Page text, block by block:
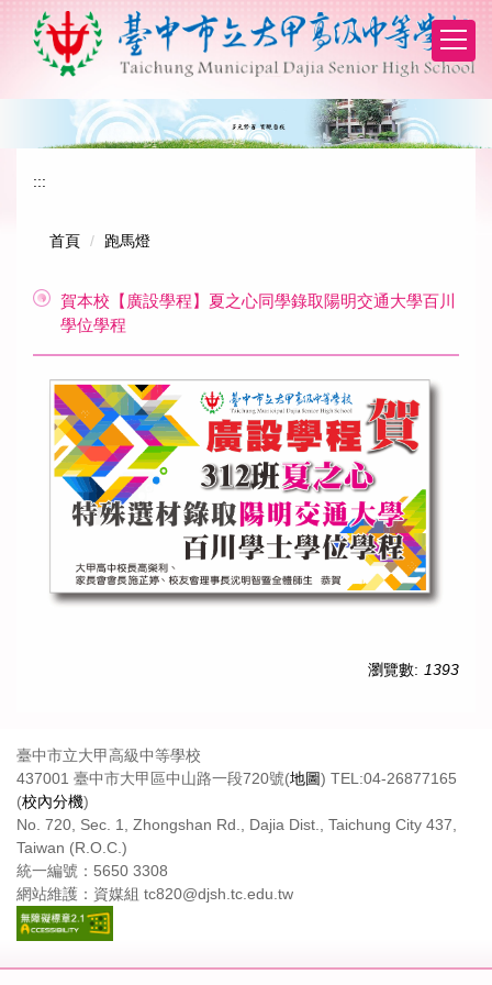
:::
首頁 跑馬燈
賀本校【廣設學程】夏之心同學錄取陽明交通大學百川
學位學程
瀏覽數: 1393
臺中市立大甲高級中等學校
437001 臺中市大甲區中山路一段720號(地圖) TEL:04-26877165
(校內分機)
No. 720, Sec. 1, Zhongshan Rd., Dajia Dist., Taichung City 437,
Taiwan (R.O.C.)
統一編號：5650 3308
網站維護：資媒組 tc820@djsh.tc.edu.tw